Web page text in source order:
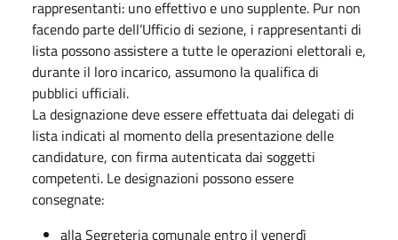
rappresentanti: uno effettivo e uno supplente. Pur non
facendo parte dell’Ufficio di sezione, i rappresentanti di
lista possono assistere a tutte le operazioni elettorali e,
durante il loro incarico, assumono la qualifica di
pubblici ufficiali.
La designazione deve essere effettuata dai delegati di
lista indicati al momento della presentazione delle
candidature, con firma autenticata dai soggetti
competenti. Le designazioni possono essere
consegnate:
alla Segreteria comunale entro il venerdì